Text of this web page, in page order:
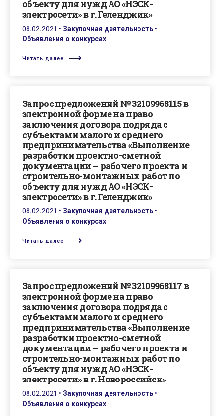
объекту для нужд АО «НЭСК-
электросети» в г. Геленджик»
08.02.2021 • Закупочная деятельность •
Объявления о конкурсах
Читать далее
Запрос предложений № 32109968115 в
электронной форме на право
заключения договора подряда с
субъектами малого и среднего
предпринимательства «Выполнение
разработки проектно-сметной
документации – рабочего проекта и
строительно-монтажных работ по
объекту для нужд АО «НЭСК-
электросети» в г. Геленджик»
08.02.2021 • Закупочная деятельность •
Объявления о конкурсах
Читать далее
Запрос предложений № 32109968117 в
электронной форме на право
заключения договора подряда с
субъектами малого и среднего
предпринимательства «Выполнение
разработки проектно-сметной
документации – рабочего проекта и
строительно-монтажных работ по
объекту для нужд АО «НЭСК-
электросети» в г. Новороссийск»
08.02.2021 • Закупочная деятельность •
Объявления о конкурсах